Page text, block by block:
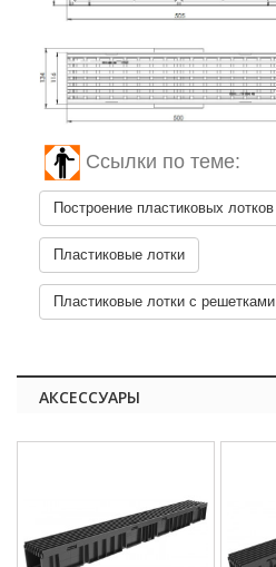
Ссылки по теме:
Построение пластиковых лотков
Пластиковые лотки
Пластиковые лотки с решетками
АКСЕССУАРЫ